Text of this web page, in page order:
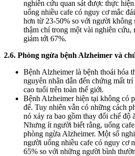
nghiên cứu quan sát được thực
uống nhiều cafe có nguy cơ mắc
hơn từ 23-50% so với người không
thậm chí trong một vài nghiên cứu,
giảm tới 67%.
2.6. Phòng ngừa bệnh Alzheimer và
Bệnh Alzheimer là bệnh thoái hóa
nguyên nhân dẫn đến chứng mất
cao tuổi trên toàn thế giới.
Bệnh Alzheimer hiện tại không có
để. Tuy nhiên vẫn có những cách
nó xảy ra bao gồm thay đổi chế độ
Nhưng ít người biết rằng, uống
phòng ngừa Alzheimer. Một số
người uống nhiều cafe có nguy cơ
65% so với những người bình